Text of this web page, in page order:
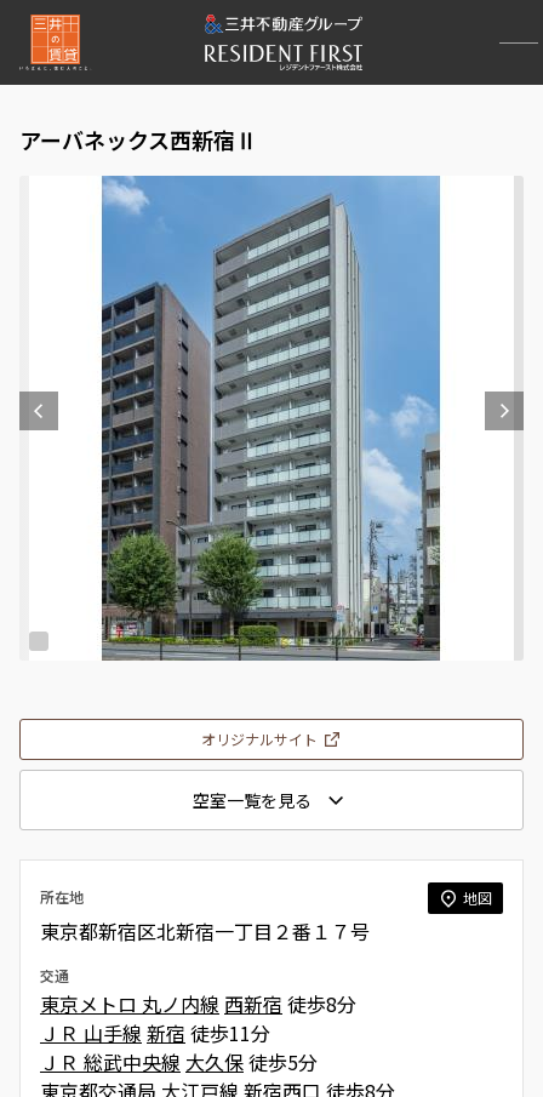
アーバネックス西新宿Ⅱ
オリジナルサイト
空室一覧を見る
所在地 地図
東京都新宿区北新宿一丁目２番１７号
交通
東京メトロ 丸ノ内線 西新宿 徒歩8分
ＪＲ 山手線 新宿 徒歩11分
ＪＲ 総武中央線 大久保徒歩5分
東京都交通局 大江戸線 新宿西口 徒歩8分